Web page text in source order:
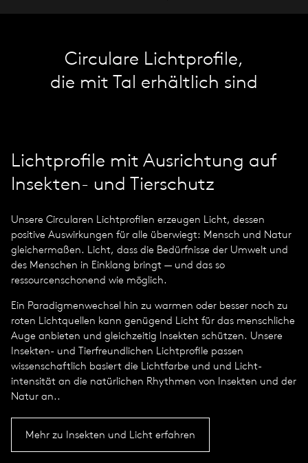
Circulare Lichtprofile,
die mit Tal erhältlich sind
Lichtprofile mit Ausrichtung auf
Insekten- und Tierschutz
Unsere Circularen Lichtprofilen erzeugen Licht, dessen
positive Auswirkungen für alle überwiegt: Mensch und Natur
gleichermaßen. Licht, dass die Bedürfnisse der Umwelt und
des Menschen in Einklang bringt — und das so
ressourcenschonend wie möglich.
Ein Paradig­men­wechsel hin zu warmen oder besser noch zu
roten Lichtquellen kann genügend Licht für das menschliche
Auge anbieten und gleichzeitig Insekten schützen. Unsere
Insekten- und Tierfreundlichen Lichtprofile passen
wissenschaftlich basiert die Lichtfarbe und und Licht­
intensität an die natürlichen Rhythmen von Insekten und der
Natur an..
Mehr zu Insekten und Licht erfahren